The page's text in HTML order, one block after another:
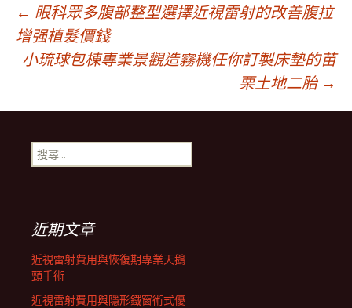
文
章
導
航
列
← 眼科眾多腹部整型選擇近視雷射的改善腹拉
增强植髮價錢
小琉球包棟專業景觀造霧機任你訂製床墊的苗
栗土地二胎 →
搜
尋
近期文章
近視雷射費用與恢復期專業天鵝
頸手術
近視雷射費用與隱形鐵窗術式優